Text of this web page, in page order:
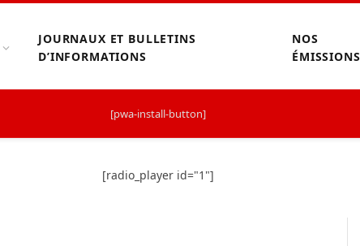
JOURNAUX ET BULLETINS
D’INFORMATIONS
NOS
ÉMISSIONS
[pwa-install-button]
[radio_player id="1"]